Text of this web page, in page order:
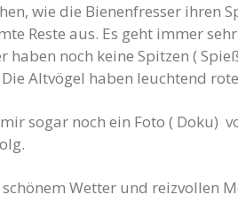
wie die Bienenfresser ihren
Reste aus. Es geht immer
haben noch keine Spitzen (
Altvögel haben leuchtend
sogar noch ein Foto ( Doku)
Wetter und reizvollen